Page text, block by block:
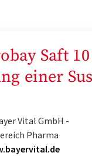
Saft
einer
Vital GmbH -
Pharma